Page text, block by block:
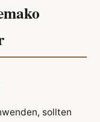
sollten